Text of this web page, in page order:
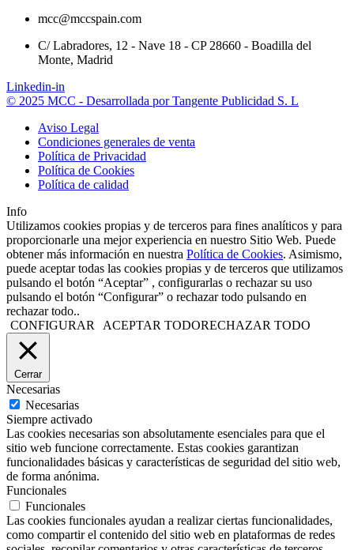
mcc@mccspain.com
C/ Labradores, 12 - Nave 18 - CP 28660 - Boadilla del
Monte, Madrid
Linkedin-in
© 2025 MCC - Desarrollada por Tangente Publicidad S. L
Aviso Legal
Condiciones generales de venta
Política de Privacidad
Política de Cookies
Política de calidad
Info
Utilizamos cookies propias y de terceros para fines analíticos y para
proporcionarle una mejor experiencia en nuestro Sitio Web. Puede
obtener más información en nuestra Política de Cookies. Asimismo,
puede aceptar todas las cookies propias y de terceros que utilizamos
pulsando el botón “Aceptar” , configurarlas o rechazar su uso
pulsando el botón “Configurar” o rechazar todo pulsando en
rechazar todo..
CONFIGURAR
ACEPTAR TODORECHAZAR TODO
Cerrar
Necesarias
Necesarias
Siempre activado
Las cookies necesarias son absolutamente esenciales para que el
sitio web funcione correctamente. Estas cookies garantizan
funcionalidades básicas y características de seguridad del sitio web,
de forma anónima.
Funcionales
Funcionales
Las cookies funcionales ayudan a realizar ciertas funcionalidades,
como compartir el contenido del sitio web en plataformas de redes